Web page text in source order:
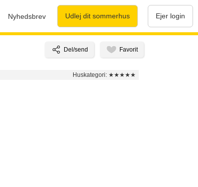
Nyhedsbrev Udlej dit sommerhus Ejer login
Huskategori: ★★★★★